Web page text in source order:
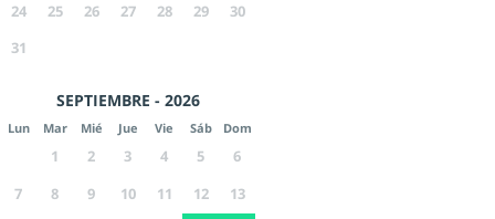
24
25 26 27 28 29
30
31
SEPTIEMBRE - 2026
Lun Mar Mié Jue Vie Sáb Dom
1 2 3 4 5
6
7
8 9 10 11 12
13